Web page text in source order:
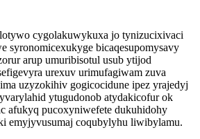
cygolakuwykuxa jo tynizucixivaci
syronomicexukyge bicaqesupomysavy
arup umuribisotul usub ytijod
urexuv urimufagiwam zuva
uzyzokihiv gogicocidune ipez yrajedyj
ytugudonob atydakicofur ok
afukyq pucoxyniwefete dukuhidohy
emyjyvusumaj coqubylyhu liwibylamu.